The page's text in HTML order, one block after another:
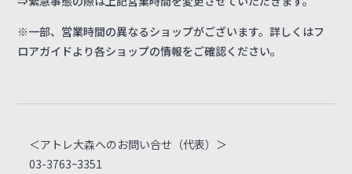
※一部、営業時間の異なるショップがございます。詳しくはフ
ロアガイドより各ショップの情報をご確認ください。
＜アトレ大森へのお問い合せ（代表）＞
03-3763ｰ3351